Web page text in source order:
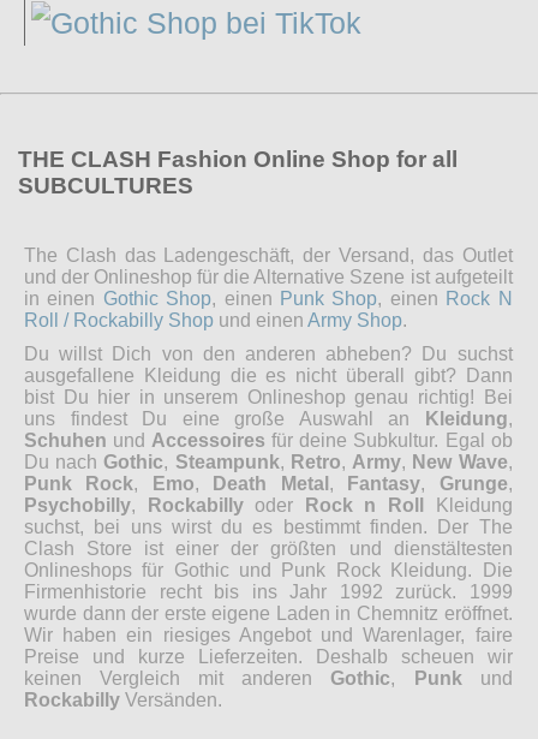
THE CLASH Fashion Online Shop for all
SUBCULTURES
The Clash das Ladengeschäft, der Versand, das Outlet
und der Onlineshop für die Alternative Szene ist aufgeteilt
in einen Gothic Shop, einen Punk Shop, einen Rock N
Roll / Rockabilly Shop und einen Army Shop.
Du willst Dich von den anderen abheben? Du suchst
ausgefallene Kleidung die es nicht überall gibt? Dann
bist Du hier in unserem Onlineshop genau richtig! Bei
uns findest Du eine große Auswahl an
Kleidung,
Schuhen und Accessoires für deine Subkultur. Egal ob
Du nach Gothic, Steampunk, Retro, Army, New Wave,
Punk Rock, Emo, Death Metal , Fantasy, Grunge,
Psychobilly, Rockabillyoder Rock n Roll
Kleidung
suchst, bei uns wirst du es bestimmt finden. Der The
Clash Store ist einer der größten und dienstältesten
Onlineshops für Gothic und Punk Rock Kleidung. Die
Firmenhistorie recht bis ins Jahr 1992 zurück. 1999
wurde dann der erste eigene Laden in Chemnitz eröffnet.
Wir haben ein riesiges Angebot und Warenlager, faire
Preise und kurze Lieferzeiten. Deshalb scheuen wir
keinen Vergleich mit anderen Gothic, Punk und
Rockabilly Versänden.